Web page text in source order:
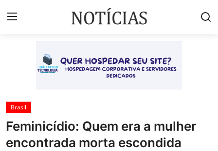
Login
Brasil
Esportes
Vales de Minas
Brasil
Feminicídio: Quem era a mulher
encontrada morta escondida